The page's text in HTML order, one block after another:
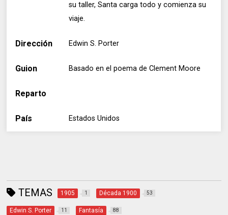
su taller, Santa carga todo y comienza su
viaje.
Dirección Edwin S. Porter
Guion Basado en el poema de Clement Moore
Reparto
País Estados Unidos
TEMAS 1905 1 Década 1900 53
Edwin S. Porter 11 Fantasía 88